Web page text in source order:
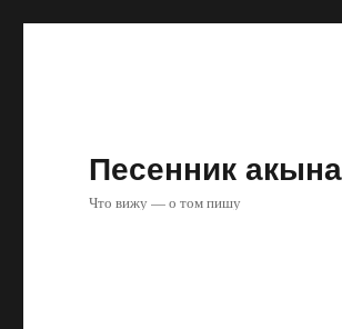
Песенник акына
Что вижу — о том пишу